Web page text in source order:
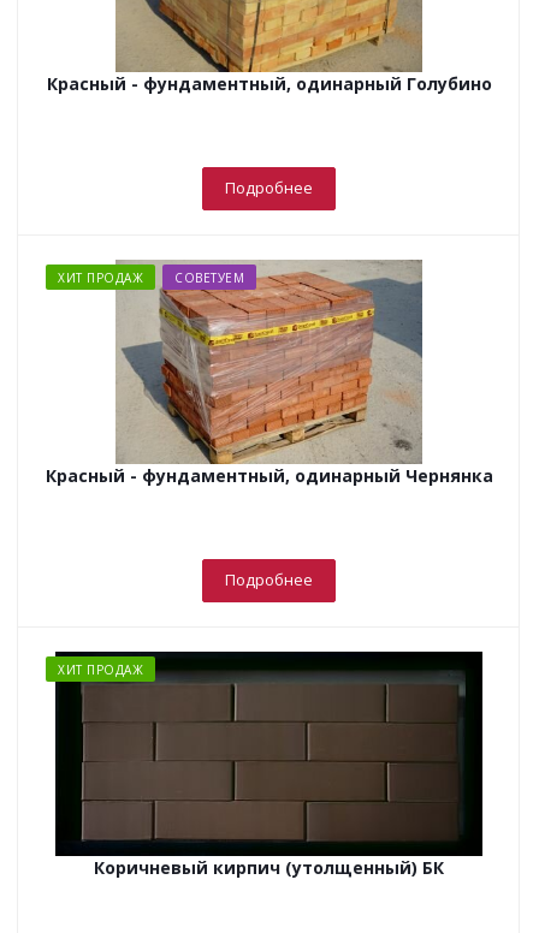
Красный - фундаментный, одинарный Голубино
Подробнее
ХИТ ПРОДАЖ СОВЕТУЕМ
Красный - фундаментный, одинарный Чернянка
Подробнее
ХИТ ПРОДАЖ
Коричневый кирпич (утолщенный) БК